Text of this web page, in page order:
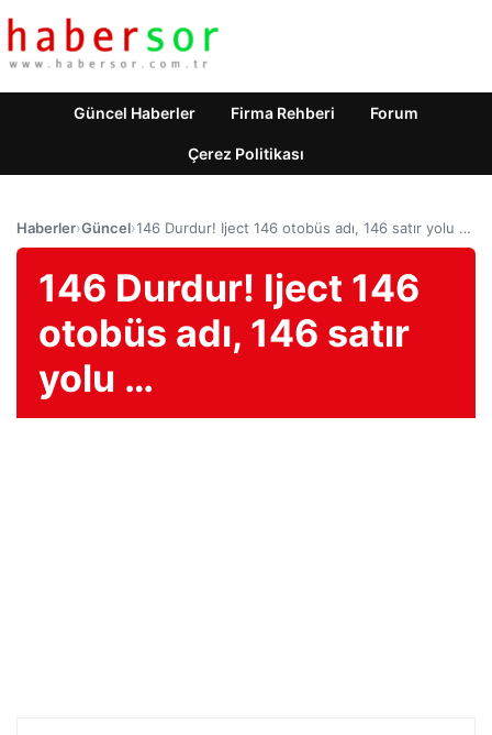
Güncel Haberler Firma Rehberi Forum
Çerez Politikası
Haberler›Güncel›146 Durdur! Iject 146 otobüs adı, 146 satır yolu …
146 Durdur! Iject 146
otobüs adı, 146 satır
yolu …